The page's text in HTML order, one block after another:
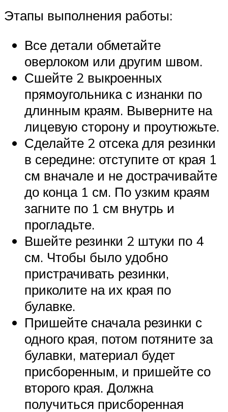
Этапы выполнения работы:
Все детали обметайте
оверлоком или другим швом.
Сшейте 2 выкроенных
прямоугольника с изнанки по
длинным краям. Выверните на
лицевую сторону и проутюжьте.
Сделайте 2 отсека для резинки
в середине: отступите от края 1
см вначале и не дострачивайте
до конца 1 см. По узким краям
загните по 1 см внутрь и
прогладьте.
Вшейте резинки 2 штуки по 4
см. Чтобы было удобно
пристрачивать резинки,
приколите на их края по
булавке.
Пришейте сначала резинки с
одного края, потом потяните за
булавки, материал будет
присборенным, и пришейте со
второго края. Должна
получиться присборенная